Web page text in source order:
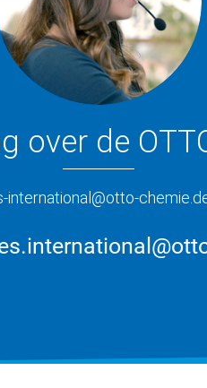
over de
international@otto-